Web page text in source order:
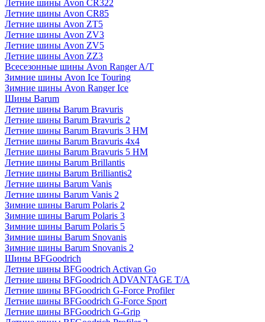
Летние шины Avon CR322
Летние шины Avon CR85
Летние шины Avon ZT5
Летние шины Avon ZV3
Летние шины Avon ZV5
Летние шины Avon ZZ3
Всесезонные шины Avon Ranger A/T
Зимние шины Avon Ice Touring
Зимние шины Avon Ranger Ice
Шины Barum
Летние шины Barum Bravuris
Летние шины Barum Bravuris 2
Летние шины Barum Bravuris 3 HM
Летние шины Barum Bravuris 4х4
Летние шины Barum Bravuris 5 HM
Летние шины Barum Brillantis
Летние шины Barum Brilliantis2
Летние шины Barum Vanis
Летние шины Barum Vanis 2
Зимние шины Barum Polaris 2
Зимние шины Barum Polaris 3
Зимние шины Barum Polaris 5
Зимние шины Barum Snovanis
Зимние шины Barum Snovanis 2
Шины BFGoodrich
Летние шины BFGoodrich Activan Go
Летние шины BFGoodrich ADVANTAGE T/A
Летние шины BFGoodrich G-Force Profiler
Летние шины BFGoodrich G-Force Sport
Летние шины BFGoodrich G-Grip